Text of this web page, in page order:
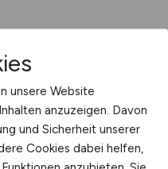
unsere Website
anzuzeigen. Davon
und Sicherheit unserer
Cookies dabei helfen,